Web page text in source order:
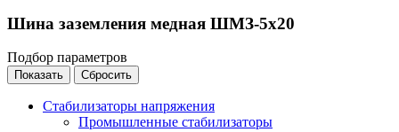
Шина заземления медная ШМЗ-5х20
Подбор параметров
Стабилизаторы напряжения
Промышленные стабилизаторы